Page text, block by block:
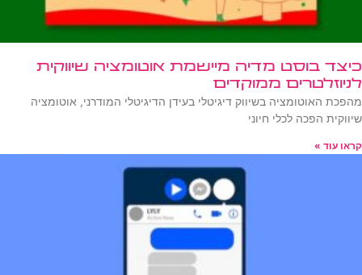
כיצד בוסט מדיה מיישמת אוטומציה שיווקית
לניוזלטרים ממוקדים
מהפכת האוטומציה בשיווק דיגיטלי בעידן הדיגיטלי המודרני, אוטומציה
שיווקית הפכה לכלי חיוני
קראו עוד »